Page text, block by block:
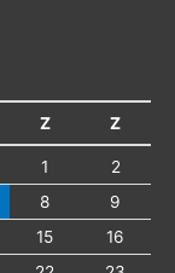
Z Z
1
2
8
9
15
16